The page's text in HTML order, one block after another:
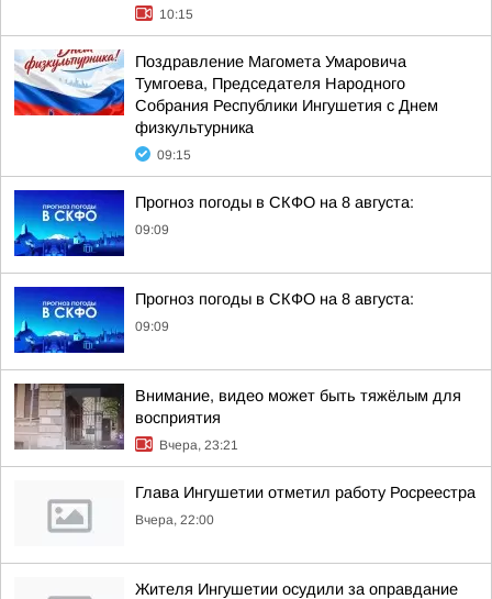
10:15
Поздравление Магомета Умаровича
Тумгоева, Председателя Народного
Собрания Республики Ингушетия с Днем
физкультурника
09:15
Прогноз погоды в СКФО на 8 августа:
09:09
Прогноз погоды в СКФО на 8 августа:
09:09
Внимание, видео может быть тяжёлым для
восприятия
Вчера, 23:21
Глава Ингушетии отметил работу Росреестра
Вчера, 22:00
Жителя Ингушетии осудили за оправдание